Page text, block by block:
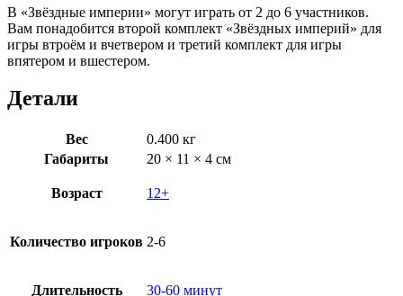
В «Звёздные империи» могут играть от 2 до 6 участников.
Вам понадобится второй комплект «Звёздных империй» для
игры втроём и вчетвером и третий комплект для игры
впятером и вшестером.
Детали
Вес
0.400 кг
Габариты
20 × 11 × 4 см
Возраст 12+
Количество игроков 2-6
Длительность 30-60 минут